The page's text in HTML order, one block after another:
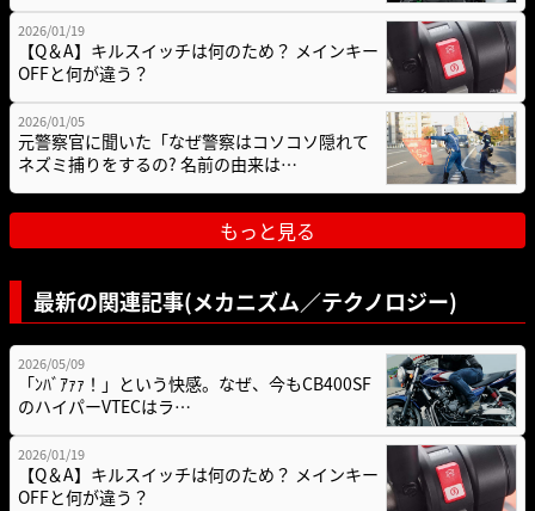
2026/01/19
【Q＆A】キルスイッチは何のため？ メインキー
OFFと何が違う？
2026/01/05
元警察官に聞いた「なぜ警察はコソコソ隠れて
ネズミ捕りをするの? 名前の由来は…
もっと見る
最新の関連記事(メカニズム／テクノロジー)
2026/05/09
「ﾝﾊﾞｱｧｧ！」という快感。なぜ、今もCB400SF
のハイパーVTECはラ…
2026/01/19
【Q＆A】キルスイッチは何のため？ メインキー
OFFと何が違う？